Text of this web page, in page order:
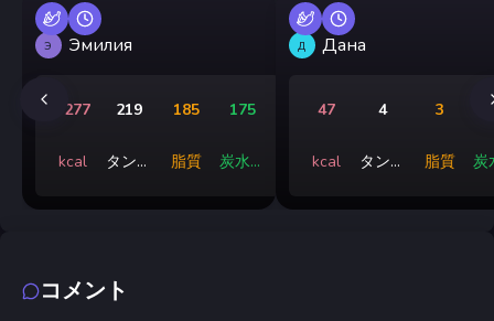
Э Эмилия
3277
kcal
219
タンパ
185
脂質
175
炭水化
Д Дана
47
kcal
4
タンパ
3
脂質
炭
コメント